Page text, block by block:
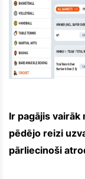
Ir pagājis vairāk
pēdējo reizi
pārliecinoši